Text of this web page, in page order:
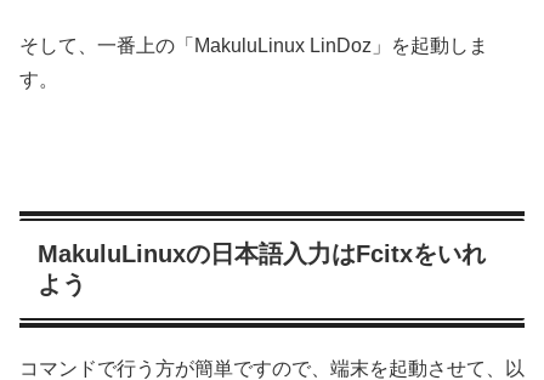
そして、一番上の「MakuluLinux LinDoz」を起動しま
す。
MakuluLinuxの日本語入力はFcitxをいれ
よう
コマンドで行う方が簡単ですので、端末を起動させて、以